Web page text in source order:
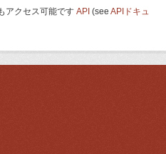
アクセス可能です API (see APIドキュ